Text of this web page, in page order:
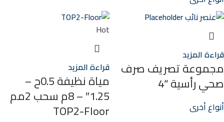
قراءة المزيد
مجموعة تصريف صرف
صحي رأسية “4
أنواع أخرى
Hot
قراءة المزيد
مياة نظيفة 0.5ح –
1.25″ – 8م سحب 2مم
TOP2-Floor